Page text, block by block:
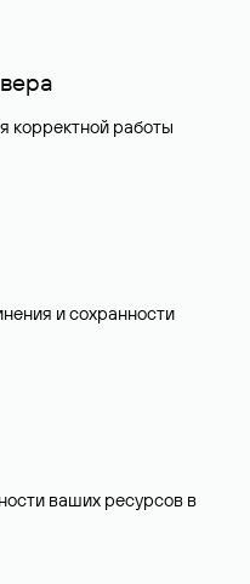
корректной работы
и сохранности
ваших ресурсов в